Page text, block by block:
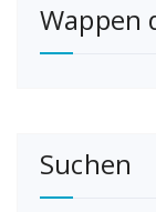
Wappen
Suchen